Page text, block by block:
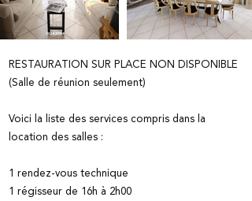
RESTAURATION SUR PLACE NON DISPONIBLE
(Salle de réunion seulement)
Voici la liste des services compris dans la
location des salles :
1 rendez-vous technique
1 régisseur de 16h à 2h00